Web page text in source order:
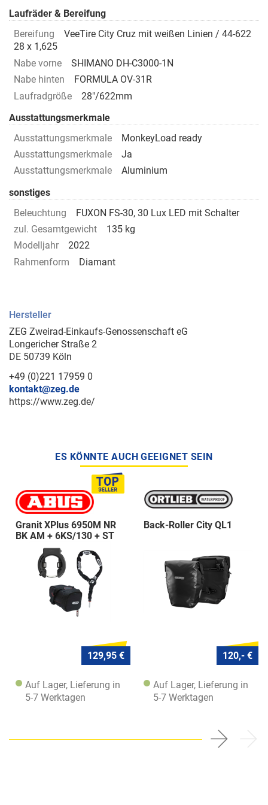
Laufräder & Bereifung
Bereifung
VeeTire City Cruz mit weißen Linien / 44-622
28 x 1,625
Nabe vorne
SHIMANO DH-C3000-1N
Nabe hinten
FORMULA OV-31R
Laufradgröße
28"/622mm
Ausstattungsmerkmale
Ausstattungsmerkmale
MonkeyLoad ready
Ausstattungsmerkmale
Ja
Ausstattungsmerkmale
Aluminium
sonstiges
Beleuchtung
FUXON FS-30, 30 Lux LED mit Schalter
zul. Gesamtgewicht
135 kg
Modelljahr
2022
Rahmenform
Diamant
Hersteller
ZEG Zweirad-Einkaufs-Genossenschaft eG
Longericher Straße 2
DE 50739 Köln
+49 (0)221 17959 0
kontakt@zeg.de
https://www.zeg.de/
ES KÖNNTE AUCH GEEIGNET SEIN
Granit XPlus 6950M NR
BK AM + 6KS/130 + ST
129,95 €
Auf Lager, Lieferung in
5-7 Werktagen
Back-Roller City QL1
120,- €
Auf Lager, Lieferung in
5-7 Werktagen